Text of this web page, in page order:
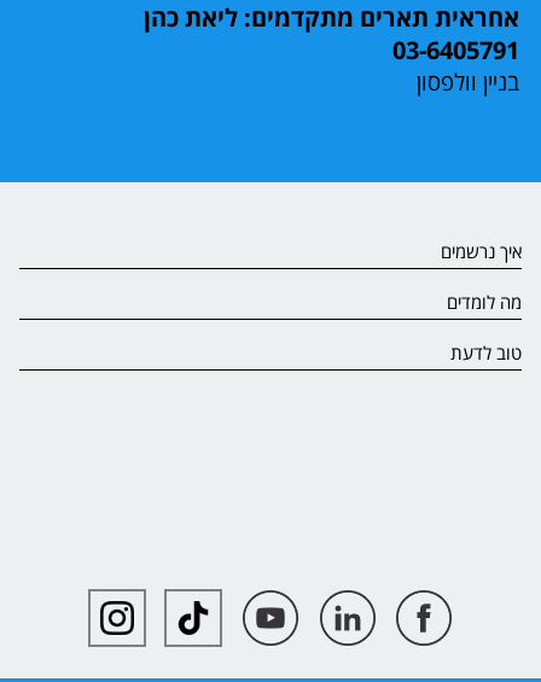
אחראית תארים מתקדמים: ליאת כהן
03-6405791
בניין וולפסון
איך נרשמים
מה לומדים
טוב לדעת